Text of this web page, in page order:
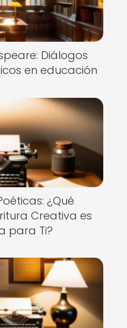
Diálogos
en educación
¿Qué
Creativa es
para Ti?